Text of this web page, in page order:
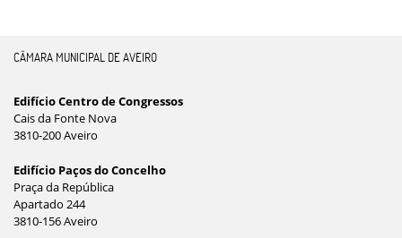
CÂMARA MUNICIPAL DE AVEIRO
Edifício Centro de Congressos
Cais da Fonte Nova
3810-200 Aveiro
Edifício Paços do Concelho
Praça da República
Apartado 244
3810-156 Aveiro